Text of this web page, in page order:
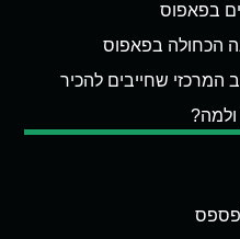
בפאפוס
הכחולה בפאפוס
שחייבים להכיר
ולמה?